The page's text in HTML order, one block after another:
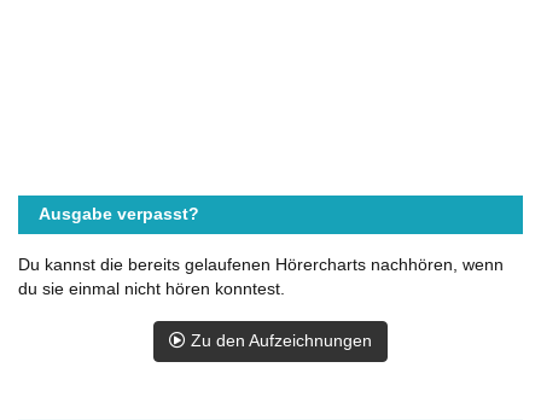
Ausgabe verpasst?
Du kannst die bereits gelaufenen Hörercharts nachhören, wenn
du sie einmal nicht hören konntest.
Zu den Aufzeichnungen